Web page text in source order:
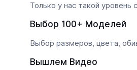
Только у нас такой уровень
Выбор 100+ Моделей
Выбор размеров, цвета,
Вышлем Видео